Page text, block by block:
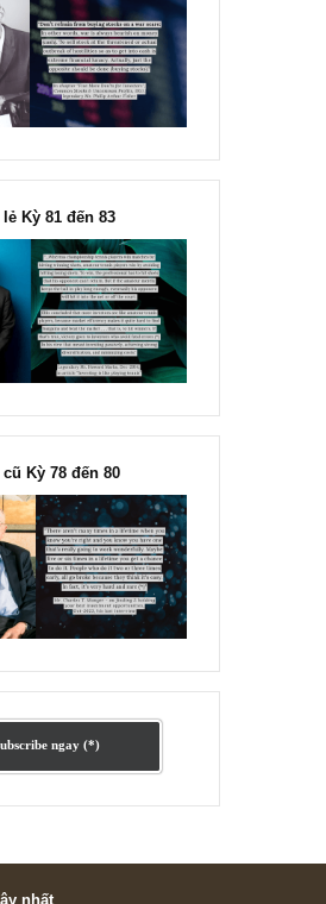
trong thái độ của đám
sợ mua cổ phiếu dài hạn
tranh”, ngài Philip